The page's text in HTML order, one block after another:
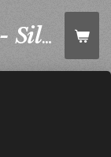
Hundeschule - Silvia